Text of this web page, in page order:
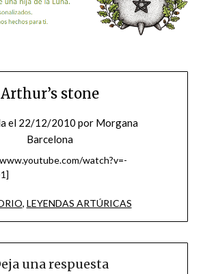
Arthur’s stone
el 22/12/2010 por Morgana
Barcelona
watch?v=-
, LEYENDAS ARTÚRICAS
una respuesta